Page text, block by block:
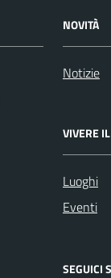
NOVITÀ
Notizie
VIVERE
Luoghi
Eventi
SEGUICI